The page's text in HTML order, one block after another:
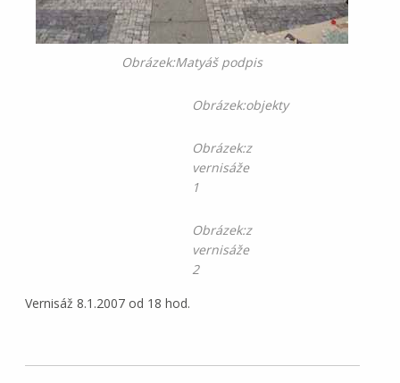
Obrázek:Matyáš podpis
Obrázek:objekty
Obrázek:z
vernisáže
1
Obrázek:z
vernisáže
2
Vernisáž 8.1.2007 od 18 hod.